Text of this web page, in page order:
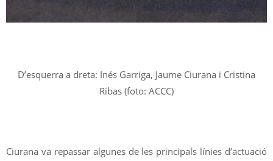
D’esquerra a dreta: Inés Garriga, Jaume Ciurana i Cristina
Ribas (foto: ACCC)
Ciurana va repassar algunes de les principals línies d’actuació